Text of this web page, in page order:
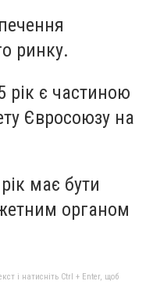
ринку.
рік є частиною
Євросоюзу на
має бути
органом
і натисніть Ctrl + Enter, щоб